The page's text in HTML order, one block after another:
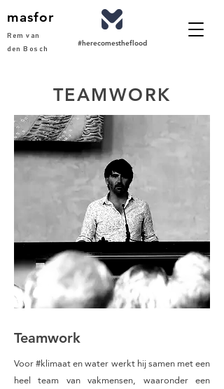
#herecomestheflood
masfor
Rem van
den Bosch
TEAMWORK
Teamwork
Voor #klimaat en water werkt hij samen met een
heel team van vakmensen, waaronder een